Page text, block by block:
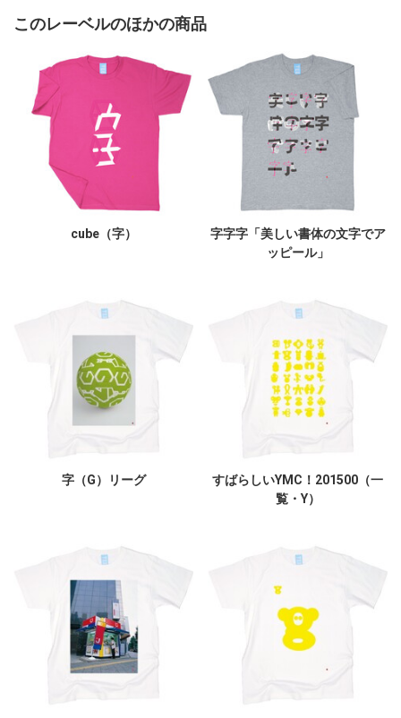
このレーベルのほかの商品
cube（字）
字字字「美しい書体の文字でア
ッピール」
字（G）リーグ
すばらしいYMC！201500（一
覧・Y）